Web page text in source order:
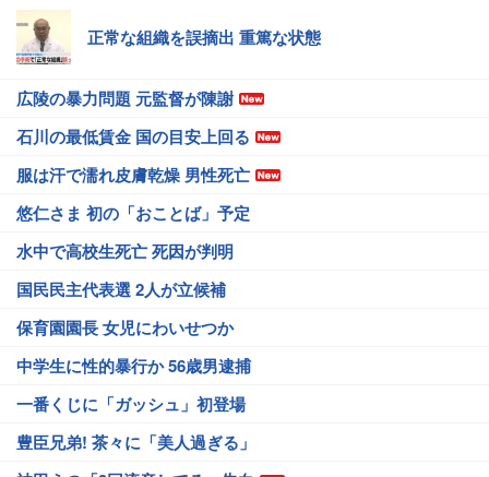
正常な組織を誤摘出 重篤な状態
広陵の暴力問題 元監督が陳謝
石川の最低賃金 国の目安上回る
服は汗で濡れ皮膚乾燥 男性死亡
悠仁さま 初の「おことば」予定
水中で高校生死亡 死因が判明
国民民主代表選 2人が立候補
保育園園長 女児にわいせつか
中学生に性的暴行か 56歳男逮捕
一番くじに「ガッシュ」初登場
豊臣兄弟! 茶々に「美人過ぎる」